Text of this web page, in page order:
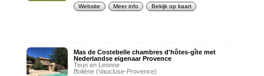
Website Meer info Bekijk op kaart
Mas de Costebelle chambres d'hôtes-gîte met
Nederlandse eigenaar Provence
Teun en Leonne
Boliène (Vaucluse-Provence)